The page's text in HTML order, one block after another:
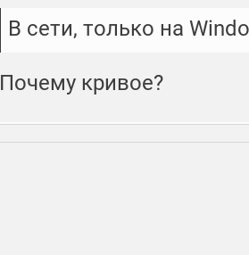
В сети, только на
Почему кривое?